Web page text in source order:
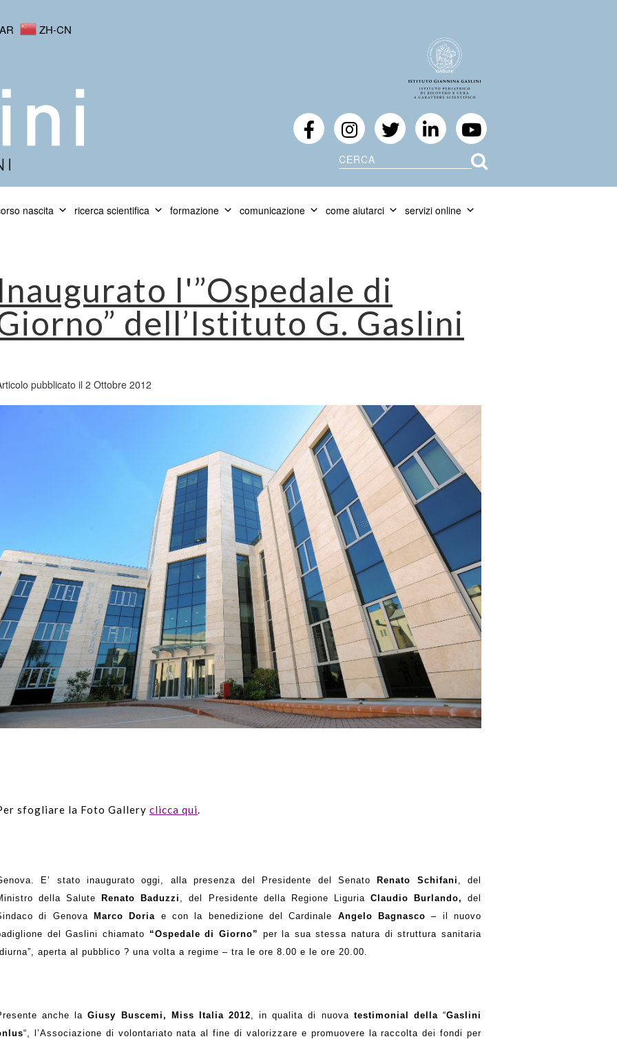
AR ZH-CN
Cerca
nascita ricerca scientifica formazione comunicazione come aiutarci servizi online
Inaugurato l'”Ospedale di
dell’Istituto G. Gaslini
pubblicato il 2 Ottobre 2012
sfogliare la Foto Gallery clicca qui.
E’ stato inaugurato oggi, alla presenza del Presidente del SenatoRenato Schifani
, del
della SaluteRenato Baduzzi , del Presidente della Regione Liguria Claudio Burlando,del
di Genova Marco Doria e con la benedizione del Cardinale Angelo Bagnasco – il nuovo
del Gaslini chiamato “Ospedale di Giorno” per la sua stessa natura di struttura sanitaria
aperta al pubblico ? una volta a regime – tra le ore 8.00 e le ore 20.00.
anche laGiusy Buscemi, Miss Italia 2012 , in qualita di nuova testimonial della “Gaslini
“, l’Associazione di volontariato nata al fine di valorizzare e promuovere la raccolta dei fondi per